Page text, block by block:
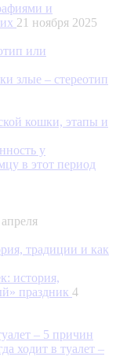
и
21 ноября 2025
злые – стереотип
у
в этот период
история,
праздник 4
ходит в туалет –